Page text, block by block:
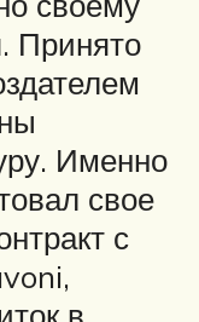
Принято
Именно
свое
с